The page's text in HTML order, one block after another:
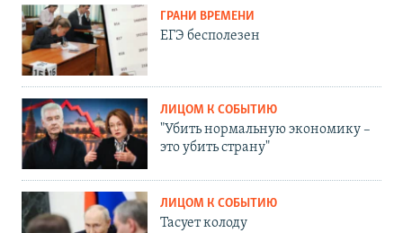
ГРАНИ ВРЕМЕНИ
ЕГЭ бесполезен
ЛИЦОМ К СОБЫТИЮ
"Убить нормальную экономику –
это убить страну"
ЛИЦОМ К СОБЫТИЮ
Тасует колоду